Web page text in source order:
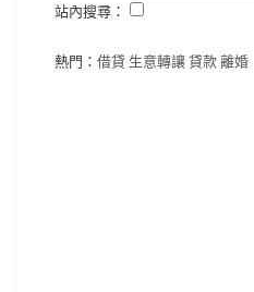
站內搜尋：
熱門： 借貸 生意轉讓貸款離婚